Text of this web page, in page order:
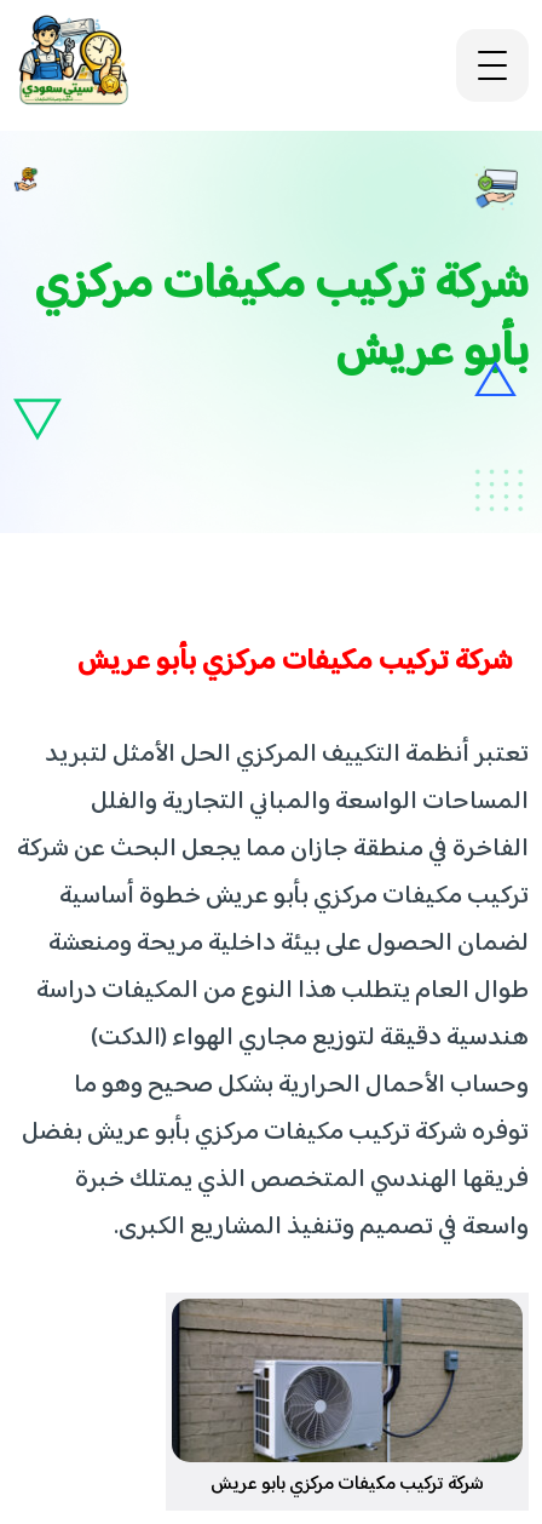
شركة تركيب مكيفات مركزي
بأبو عريش
شركة تركيب مكيفات مركزي بأبو عريش
تعتبر أنظمة التكييف المركزي الحل الأمثل لتبريد
المساحات الواسعة والمباني التجارية والفلل
الفاخرة في منطقة جازان مما يجعل البحث عن شركة
تركيب مكيفات مركزي بأبو عريش خطوة أساسية
لضمان الحصول على بيئة داخلية مريحة ومنعشة
طوال العام يتطلب هذا النوع من المكيفات دراسة
هندسية دقيقة لتوزيع مجاري الهواء (الدكت)
وحساب الأحمال الحرارية بشكل صحيح وهو ما
توفره شركة تركيب مكيفات مركزي بأبو عريش بفضل
فريقها الهندسي المتخصص الذي يمتلك خبرة
واسعة في تصميم وتنفيذ المشاريع الكبرى.
شركة تركيب مكيفات مركزي بابو عريش